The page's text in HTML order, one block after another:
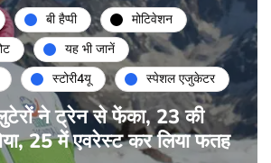
बी हैप्पी
मोटिवेशन
यह भी जानें
स्टोरी4यू स्पेशल एजुकेटर
ने ट्रेन से फेंका, 23 की
25 में एवरेस्ट कर लिया फतह